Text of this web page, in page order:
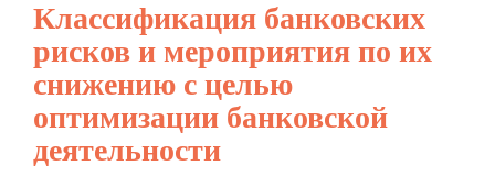
Классификация банковских
рисков и мероприятия по их
снижению с целью
оптимизации банковской
деятельности